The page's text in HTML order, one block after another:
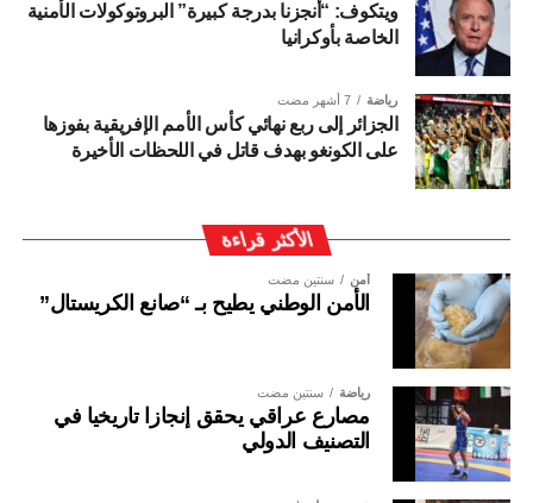
ويتكوف: “أنجزنا بدرجة كبيرة” البروتوكولات الأمنية
الخاصة بأوكرانيا
رياضة 7 أشهر مضت
الجزائر إلى ربع نهائي كأس الأمم الإفريقية بفوزها
على الكونغو بهدف قاتل في اللحظات الأخيرة
الأكثر قراءة
أمن سنتين مضت
الأمن الوطني يطيح بـ “صانع الكريستال”
رياضة سنتين مضت
مصارع عراقي يحقق إنجازا تاريخيا في
التصنيف الدولي